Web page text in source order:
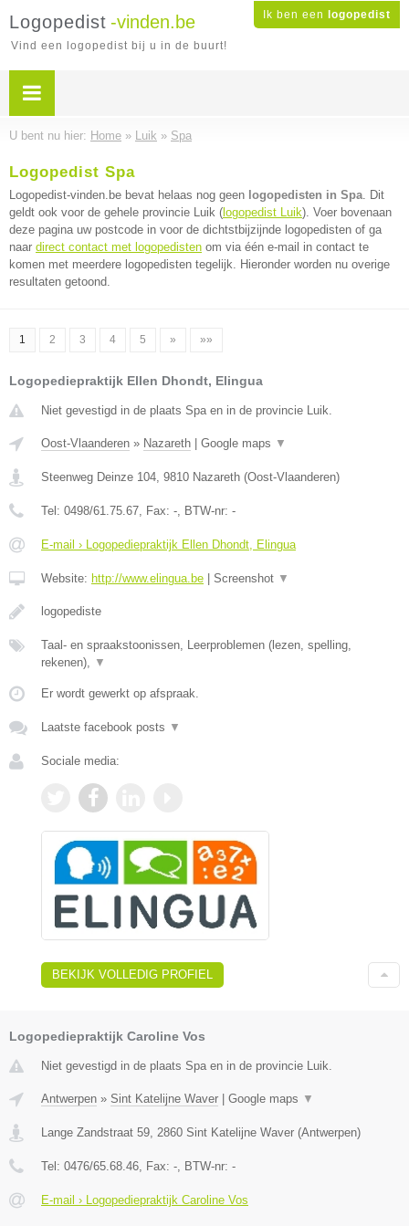
Ik ben een logopedist
Logopedist -vinden.be
Vind een logopedist bij u in de buurt!
U bent nu hier: Home » Luik » Spa
Logopedist Spa
Logopedist-vinden.be bevat helaas nog geen logopedisten in Spa. Dit
geldt ook voor de gehele provincie Luik ( logopedist Luik). Voer bovenaan
deze pagina uw postcode in voor de dichtstbijzijnde logopedisten of ga
naar direct contact met logopedisten om via één e-mail in contact te
komen met meerdere logopedisten tegelijk. Hieronder worden nu overige
resultaten getoond.
1 2 3 4 5 » »»
Logopediepraktijk Ellen Dhondt, Elingua
Niet gevestigd in de plaats Spa en in de provincie Luik.
Oost-Vlaanderen » Nazareth Google maps ▼
Steenweg Deinze 104, 9810 Nazareth (Oost-Vlaanderen)
Tel: 0498/61.75.67, Fax: -, BTW-nr: -
E-mail › Logopediepraktijk Ellen Dhondt, Elingua
Website: http://www.elingua.be Screenshot ▼
logopediste
Taal- en spraakstoonissen, Leerproblemen (lezen, spelling,
rekenen), ▼
Er wordt gewerkt op afspraak.
Laatste facebook posts ▼
Sociale media:
BEKIJK VOLLEDIG PROFIEL
Logopediepraktijk Caroline Vos
Niet gevestigd in de plaats Spa en in de provincie Luik.
Antwerpen » Sint Katelijne Waver Google maps ▼
Lange Zandstraat 59, 2860 Sint Katelijne Waver (Antwerpen)
Tel: 0476/65.68.46, Fax: -, BTW-nr: -
E-mail › Logopediepraktijk Caroline Vos